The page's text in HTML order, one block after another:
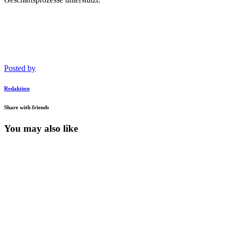
Posted by
Redaktion
Share with friends
You may also like